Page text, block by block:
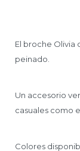
El broche Olivia
peinado.
Un accesorio
casuales como
Colores